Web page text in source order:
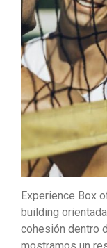
Experience Box
building
cohesión dentro